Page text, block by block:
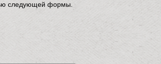
следующей формы.